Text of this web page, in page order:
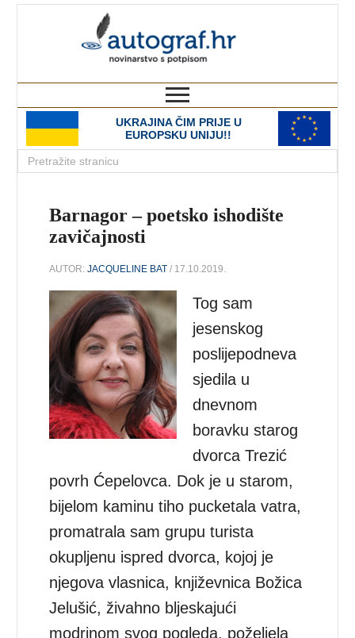
UKRAJINA ČIM PRIJE U
EUROPSKU UNIJU!!
Barnagor – poetsko ishodište
zavičajnosti
AUTOR:JACQUELINE BAT / 17.10.2019.
Tog sam
jesenskog
poslijepodneva
sjedila u
dnevnom
boravku starog
dvorca Trezić
povrh Ćepelovca. Dok je u starom,
bijelom kaminu tiho pucketala vatra,
promatrala sam grupu turista
okupljenu ispred dvorca, kojoj je
njegova vlasnica, književnica Božica
Jelušić, živahno bljeskajući
modrinom svog pogleda, poželjela